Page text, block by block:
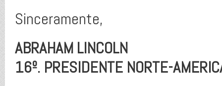
Sinceramente,
ABRAHAM LINCOLN
16º. PRESIDENTE NORTE-